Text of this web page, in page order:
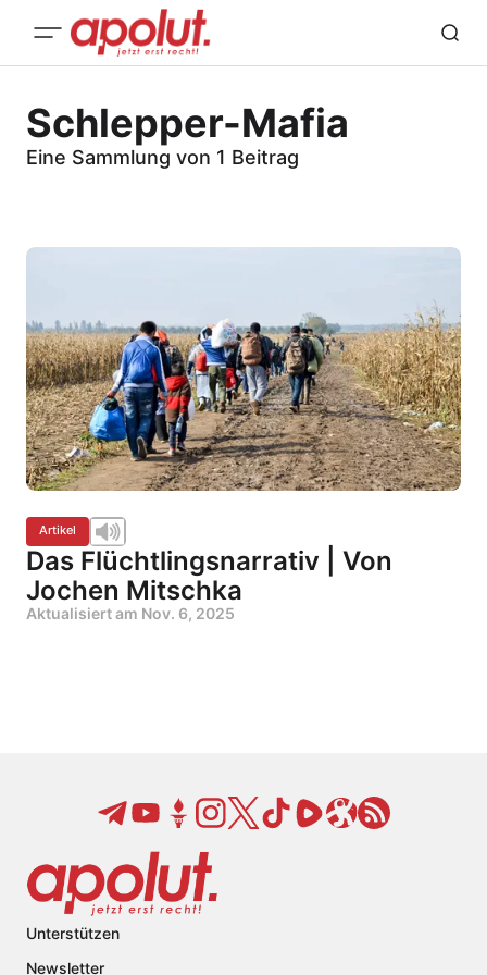
Schlepper-Mafia
Eine Sammlung von 1 Beitrag
Artikel
Das Flüchtlingsnarrativ | Von
Jochen Mitschka
Aktualisiert am Nov. 6, 2025
Unterstützen
Newsletter